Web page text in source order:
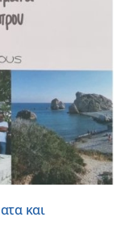
και